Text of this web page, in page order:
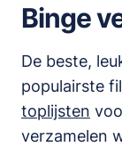
Binge
De beste,
populairste
toplijsten
verzamelen